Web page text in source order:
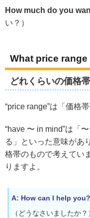
How much do you
い？）
What price
どれくらいの価格
“price range”は「価格
“have 〜 in mind”は「
る」といった意味があ
格帯のもので考えてい
りますよ。
A: How can I help you?
（どうなさいましたか？